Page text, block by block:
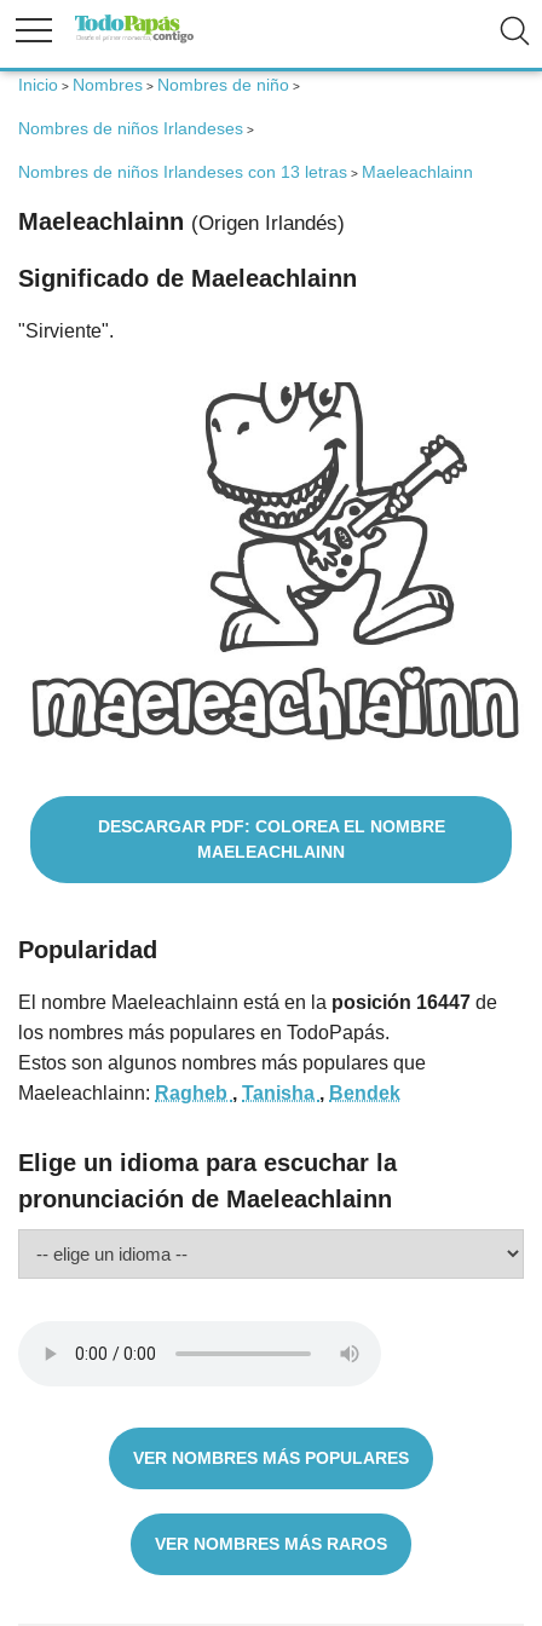
Fertilidad
Embarazo
Bebé
Inicio > Nombres > Nombres de niño >
Nombres de niños Irlandeses >
Nombres de niños Irlandeses con 13 letras > Maeleachlainn
Maeleachlainn (Origen Irlandés)
Significado de Maeleachlainn
"Sirviente".
DESCARGAR PDF: COLOREA EL NOMBRE
MAELEACHLAINN
Popularidad
El nombre Maeleachlainn está en la posición 16447 de
los nombres más populares en TodoPapás.
Estos son algunos nombres más populares que
Maeleachlainn: Ragheb , Tanisha , Bendek
Elige un idioma para escuchar la
pronunciación de Maeleachlainn
VER NOMBRES MÁS POPULARES
VER NOMBRES MÁS RAROS